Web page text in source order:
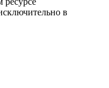
в